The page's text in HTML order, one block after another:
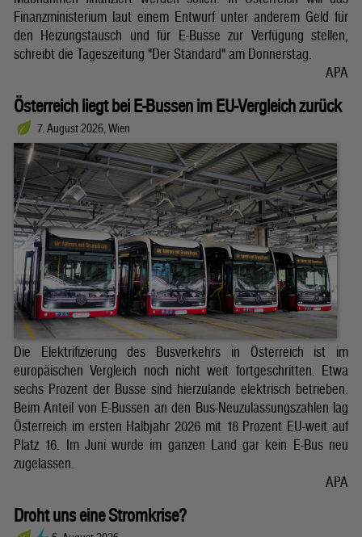
Finanzministerium laut einem Entwurf unter anderem Geld für
den Heizungstausch und für E-Busse zur Verfügung stellen,
schreibt die Tageszeitung "Der Standard" am Donnerstag.
APA
Österreich liegt bei E-Bussen im EU-Vergleich zurück
7. August 2026, Wien
Die Elektrifizierung des Busverkehrs in Österreich ist im
europäischen Vergleich noch nicht weit fortgeschritten. Etwa
sechs Prozent der Busse sind hierzulande elektrisch betrieben.
Beim Anteil von E-Bussen an den Bus-Neuzulassungszahlen lag
Österreich im ersten Halbjahr 2026 mit 18 Prozent EU-weit auf
Platz 16. Im Juni wurde im ganzen Land gar kein E-Bus neu
zugelassen.
APA
Droht uns eine Stromkrise?